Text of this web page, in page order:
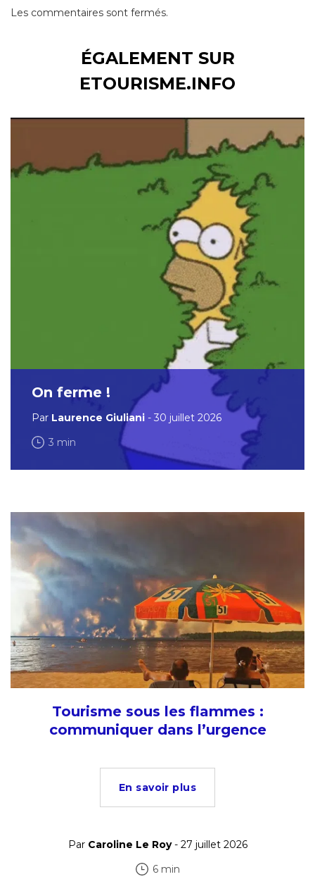
Les commentaires sont fermés.
ÉGALEMENT SUR
ETOURISME.INFO
On ferme !
Par Laurence Giuliani - 30 juillet 2026
3 min
Tourisme sous les flammes :
communiquer dans l’urgence
En savoir plus
Par Caroline Le Roy- 27 juillet 2026
6 min